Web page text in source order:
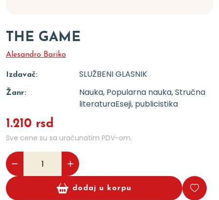
THE GAME
Alesandro Bariko
Izdavač: SLUŽBENI GLASNIK
Žanr:
Nauka, Popularna nauka, Stručna
literaturaEseji, publicistika
1.210 rsd
Sve cene su sa uračunatim PDV-om.
dodaj u korpu